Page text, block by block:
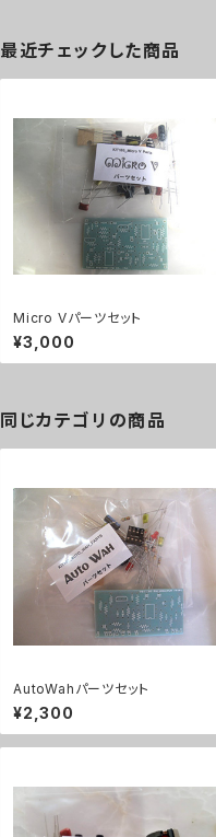
最近チェックした商品
Micro Vパーツセット
¥3,000
同じカテゴリの商品
AutoWahパーツセット
¥2,300